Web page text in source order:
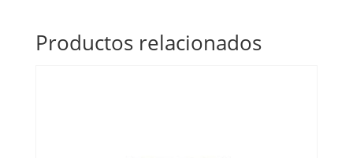
Productos relacionados